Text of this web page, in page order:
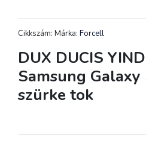
Cikkszám: Márka: Forcell
DUX DUCIS
Samsung
szürke tok